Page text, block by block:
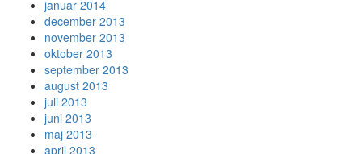
januar 2014
december 2013
november 2013
oktober 2013
september 2013
august 2013
juli 2013
juni 2013
maj 2013
april 2013